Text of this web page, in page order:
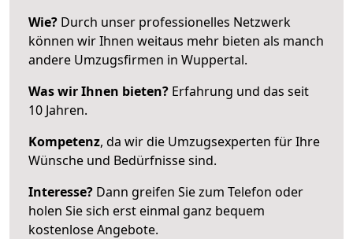
Wie? Durch unser professionelles Netzwerk
können wir Ihnen weitaus mehr bieten als manch
andere Umzugsfirmen in Wuppertal.
Was wir Ihnen bieten? Erfahrung und das seit
10 Jahren.
Kompetenz, da wir die Umzugsexperten für Ihre
Wünsche und Bedürfnisse sind.
Interesse? Dann greifen Sie zum Telefon oder
holen Sie sich erst einmal ganz bequem
kostenlose Angebote.